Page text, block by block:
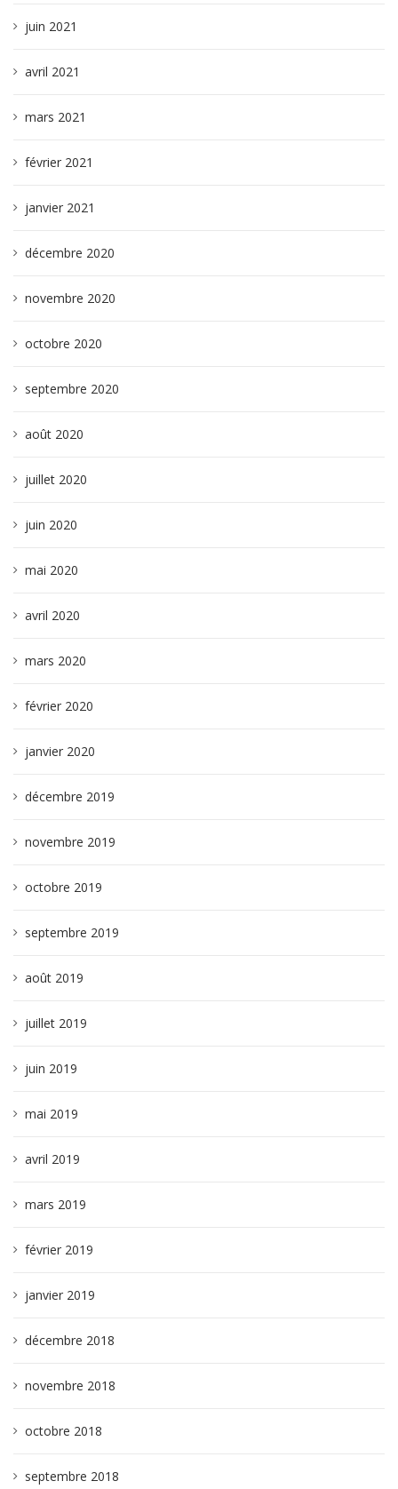
juin 2021
avril 2021
mars 2021
février 2021
janvier 2021
décembre 2020
novembre 2020
octobre 2020
septembre 2020
août 2020
juillet 2020
juin 2020
mai 2020
avril 2020
mars 2020
février 2020
janvier 2020
décembre 2019
novembre 2019
octobre 2019
septembre 2019
août 2019
juillet 2019
juin 2019
mai 2019
avril 2019
mars 2019
février 2019
janvier 2019
décembre 2018
novembre 2018
octobre 2018
septembre 2018